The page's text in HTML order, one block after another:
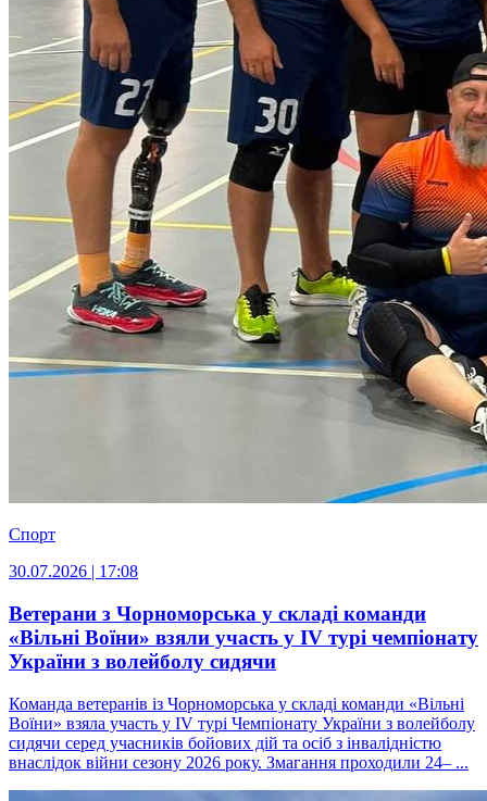
Спорт
30.07.2026 | 17:08
Ветерани з Чорноморська у складі команди
«Вільні Воїни» взяли участь у IV турі чемпіонату
України з волейболу сидячи
Команда ветеранів із Чорноморська у складі команди «Вільні
Воїни» взяла участь у IV турі Чемпіонату України з волейболу
сидячи серед учасників бойових дій та осіб з інвалідністю
внаслідок війни сезону 2026 року. Змагання проходили 24– ...